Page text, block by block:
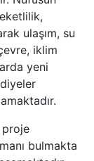
ulaşım, su
iklim
yeni
proje
bulmakta